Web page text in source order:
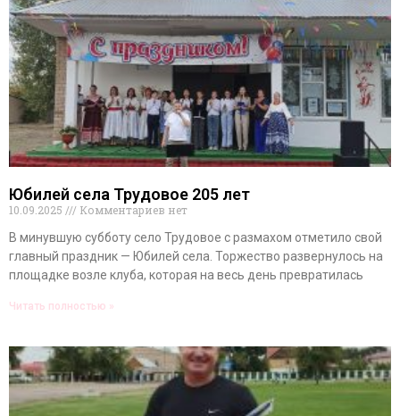
Юбилей села Трудовое 205 лет
10.09.2025
Комментариев нет
В минувшую субботу село Трудовое с размахом отметило свой
главный праздник — Юбилей села. Торжество развернулось на
площадке возле клуба, которая на весь день превратилась
Читать полностью »